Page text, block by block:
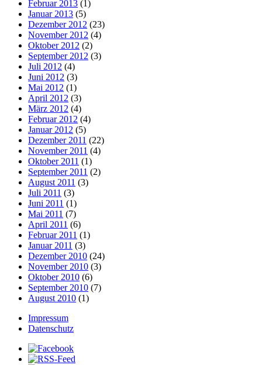
Februar 2013 (1)
Januar 2013 (5)
Dezember 2012 (23)
November 2012 (4)
Oktober 2012 (2)
September 2012 (3)
Juli 2012 (4)
Juni 2012 (3)
Mai 2012 (1)
April 2012 (3)
März 2012 (4)
Februar 2012 (4)
Januar 2012 (5)
Dezember 2011 (22)
November 2011 (4)
Oktober 2011 (1)
September 2011 (2)
August 2011 (3)
Juli 2011 (3)
Juni 2011 (1)
Mai 2011 (7)
April 2011 (6)
Februar 2011 (1)
Januar 2011 (3)
Dezember 2010 (24)
November 2010 (3)
Oktober 2010 (6)
September 2010 (7)
August 2010 (1)
Impressum
Datenschutz